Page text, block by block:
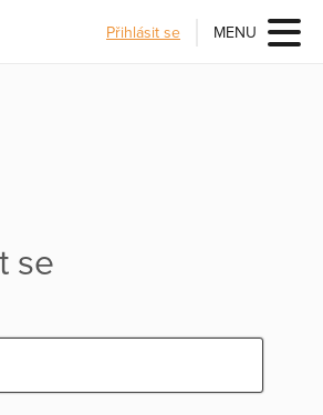
Přihlásit se MENU
se